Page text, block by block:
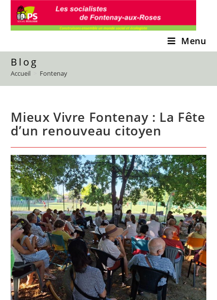
Skip
content
Menu
Blog
Accueil Fontenay
Mieux Vivre Fontenay : La Fête
d’un renouveau citoyen